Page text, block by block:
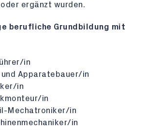
ergänzt wurden.
berufliche Grundbildung mit
in
und Apparatebauer/in
in
in
Mechatroniker/in
in